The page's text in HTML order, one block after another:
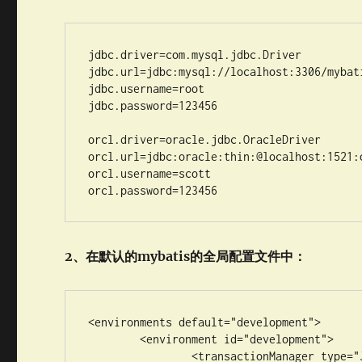
jdbc.driver=com.mysql.jdbc.Driver
jdbc.url=jdbc:mysql://localhost:3306/
jdbc.username=root
jdbc.password=123456
orcl.driver=oracle.jdbc.OracleDriver
orcl.username=scott
orcl.password=123456
2、在默认的mybatis的全局配置文件中：
<environments default="development">
	<environment id="development">
		<transactionManager type="JDBC" />